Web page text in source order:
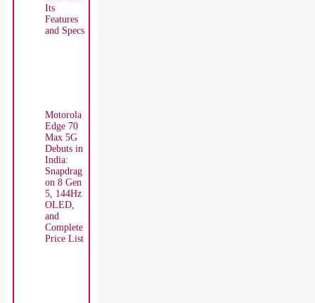
Its
Features
and Specs
Motorola
Edge 70
Max 5G
Debuts in
India:
Snapdrag
on 8 Gen
5, 144Hz
OLED,
and
Complete
Price List